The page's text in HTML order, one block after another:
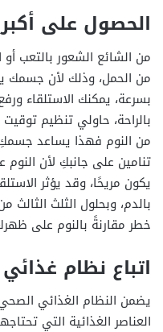
الحصول على
من الشائع الشعور بالتعب أو
من الحمل، وذلك لأن جسمك
بسرعة، يمكنك الاستلقاء
بالراحة، حاولي تنظيم
من النوم فهذا يساعد جسمكِ
تنامين على جانبكِ لأن
يكون مريحًا، وقد يؤثر
بالدم، وبحلول الثلث
خطر مقارنةً بالنوم على
اتباع نظام
يضمن النظام الغذائي
العناصر الغذائية التي